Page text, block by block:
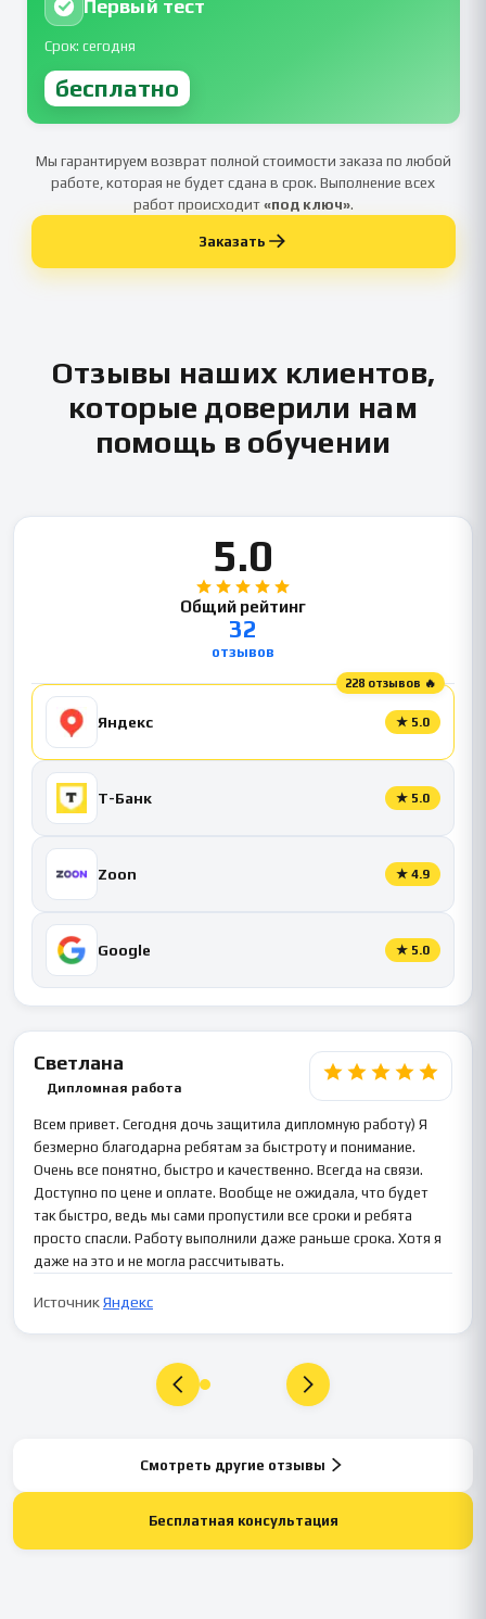
Первый тест
Срок: сегодня
бесплатно
Мы гарантируем возврат полной стоимости заказа по любой
работе, которая не будет сдана в срок. Выполнение всех
работ происходит«под ключ».
Заказать
Отзывы наших клиентов,
которые доверили нам
помощь в обучении
5.0
Общий рейтинг
32
отзывов
228 отзывов 🔥
Яндекс ★ 5.0
Т-Банк ★ 5.0
Zoon ★ 4.9
Google ★ 5.0
Светлана
Дипломная работа
Всем привет. Сегодня дочь защитила дипломную работу) Я
безмерно благодарна ребятам за быстроту и понимание.
Очень все понятно, быстро и качественно. Всегда на связи.
Доступно по цене и оплате. Вообще не ожидала, что будет
так быстро, ведь мы сами пропустили все сроки и ребята
просто спасли. Работу выполнили даже раньше срока. Хотя я
даже на это и не могла рассчитывать.
ИсточникЯндекс
Смотреть другие отзывы
Бесплатная консультация